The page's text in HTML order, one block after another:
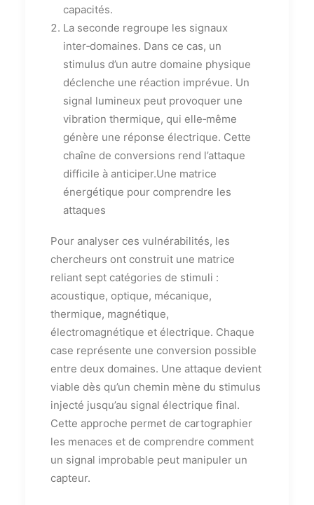
capacités.
La seconde regroupe les signaux
inter‑domaines. Dans ce cas, un
stimulus d’un autre domaine physique
déclenche une réaction imprévue. Un
signal lumineux peut provoquer une
vibration thermique, qui elle‑même
génère une réponse électrique. Cette
chaîne de conversions rend l’attaque
difficile à anticiper.Une matrice
énergétique pour comprendre les
attaques
Pour analyser ces vulnérabilités, les
chercheurs ont construit une matrice
reliant sept catégories de stimuli :
acoustique, optique, mécanique,
thermique, magnétique,
électromagnétique et électrique. Chaque
case représente une conversion possible
entre deux domaines. Une attaque devient
viable dès qu’un chemin mène du stimulus
injecté jusqu’au signal électrique final.
Cette approche permet de cartographier
les menaces et de comprendre comment
un signal improbable peut manipuler un
capteur.